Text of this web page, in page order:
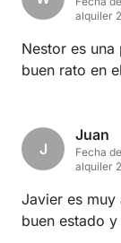
alquiler
Nestor es
buen rato en
J
Juan
Fecha
alquiler
Javier es muy
buen estado